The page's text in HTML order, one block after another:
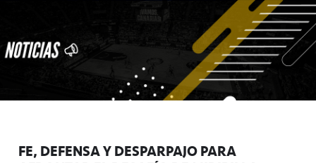
FE, DEFENSA Y DESPARPAJO PARA